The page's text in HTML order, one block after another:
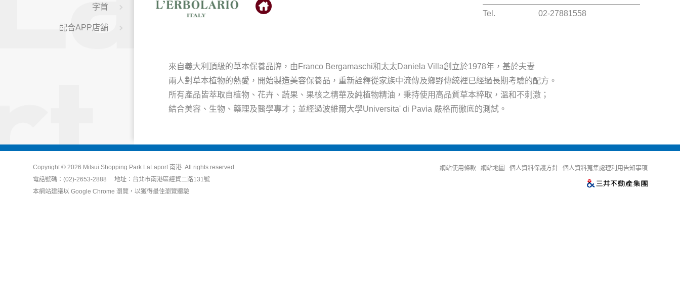
字首
配合APP店舖
來自義大利頂級的草本保養品牌，由Franco Bergamaschi和太太Daniela Villa創立於1978年，基於夫妻
兩人對草本植物的熱愛，開始製造美容保養品，重新詮釋從家族中流傳及鄉野傳統裡已經過長期考驗的配方。
所有產品皆萃取自植物、花卉、蔬果、果核之精華及純植物精油，秉持使用高品質草本粹取，溫和不刺激；
結合美容、生物、藥理及醫學專才；並經過波維爾大學Universita' di Pavia 嚴格而徹底的測試。
Tel. 02-27881558
Copyright © 2026 Mitsui Shopping Park LaLaport 南港. All rights reserved
電話號碼：(02)-2653-2888 地址：台北市南港區經貿二路131號
本網站建議以 Google Chrome 瀏覽，以獲得最佳瀏覽體驗
網站使用條款 網站地圖 個人資料保護方針 個人資料蒐集處理利用告知事項